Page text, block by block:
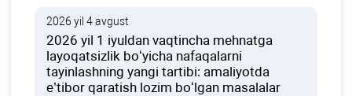
2026 yil 4 avgust
2026 yil 1 iyuldan vaqtincha mehnatga
layoqatsizlik boʻyicha nafaqalarni
tayinlashning yangi tartibi: amaliyotda
e’tibor qaratish lozim boʻlgan masalalar